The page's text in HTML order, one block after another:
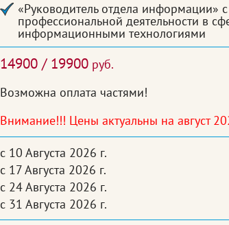
«Руководитель отдела информации»
профессиональной деятельности в
информационными технологиями
14900 / 19900 руб.
Возможна оплата частями!
Внимание!!! Цены актуальны на август
с 10 Августа 2026 г.
с 17 Августа 2026 г.
с 24 Августа 2026 г.
с 31 Августа 2026 г.